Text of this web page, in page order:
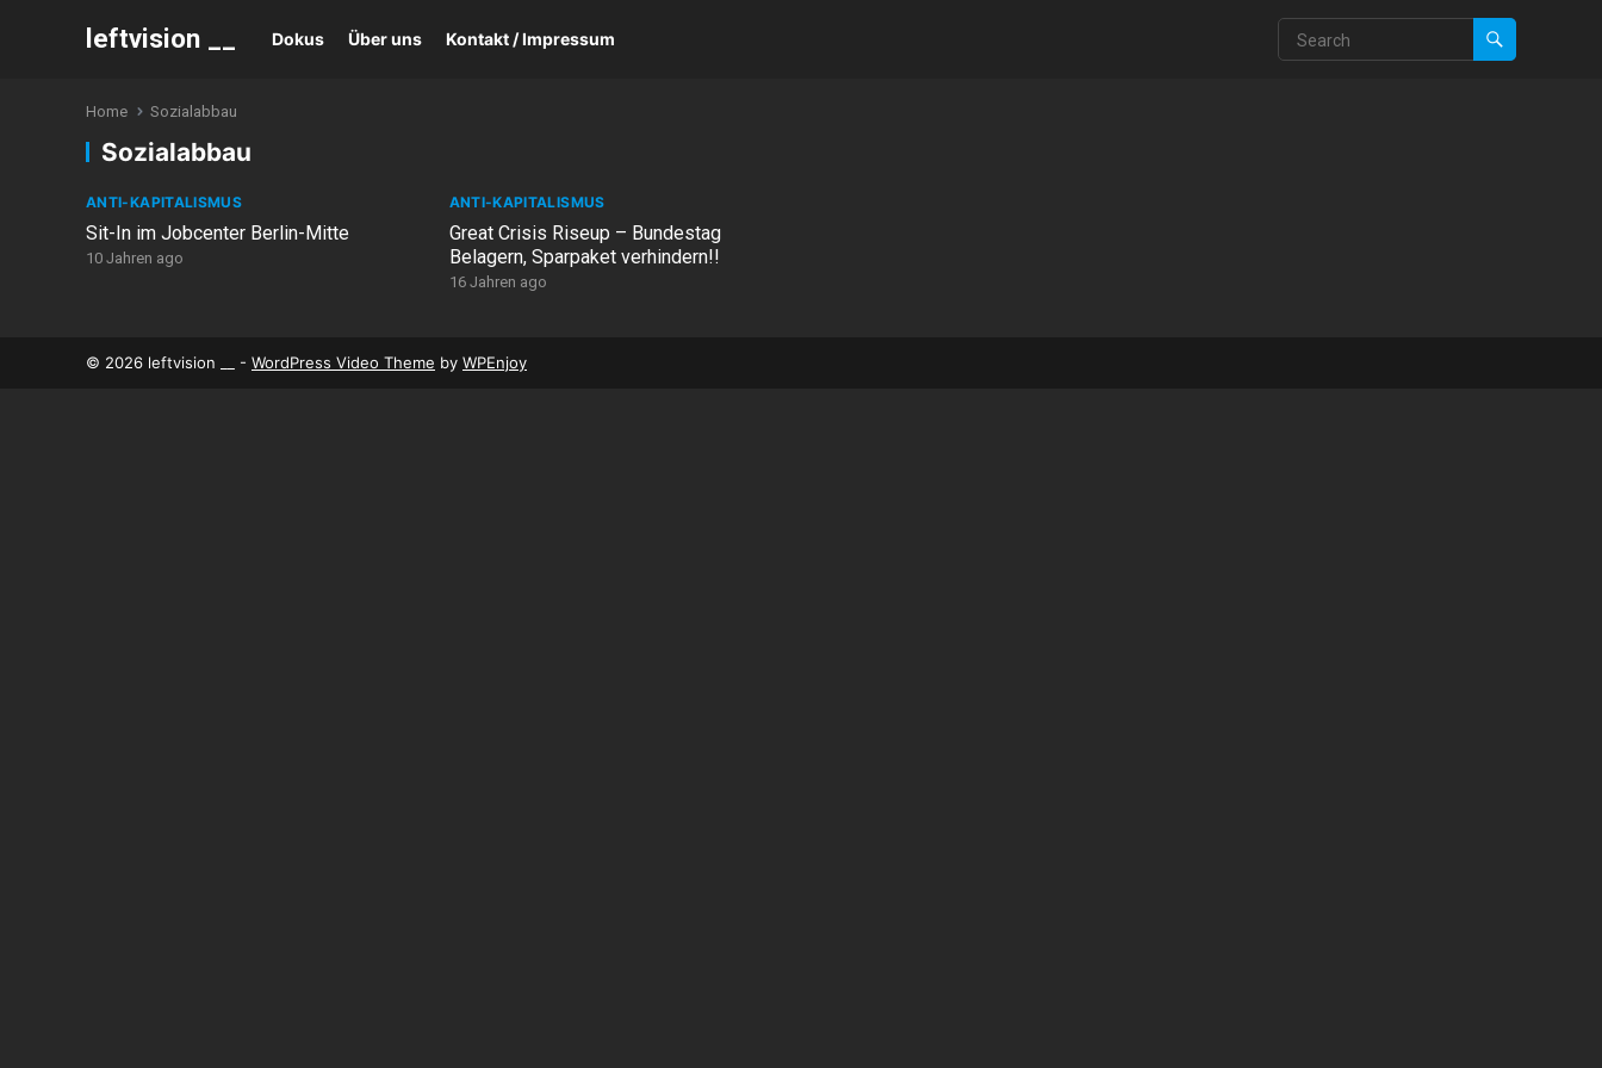
leftvision __ Dokus Über uns Kontakt / Impressum
Home Sozialabbau
Sozialabbau
ANTI-KAPITALISMUS
Sit-In im Jobcenter Berlin-Mitte
10 Jahren ago
ANTI-KAPITALISMUS
Great Crisis Riseup – Bundestag
Belagern, Sparpaket verhindern!!
16 Jahren ago
© 2026 leftvision __ - WordPress Video Theme by WPEnjoy